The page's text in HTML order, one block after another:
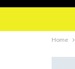
Home